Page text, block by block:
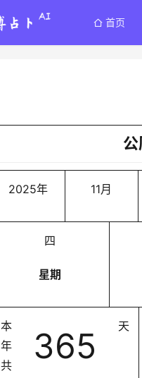
首页
公
2025年 11月
四
星期
本
年
共
365 天